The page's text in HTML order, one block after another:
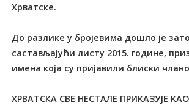
Хрватске.
До разлике у бројевима дошло је
састављајући листу 2015. године,
имена која су пријавили блиски
ХРВАТСКА СВЕ НЕСТАЛЕ ПРИКАЗУЈЕ